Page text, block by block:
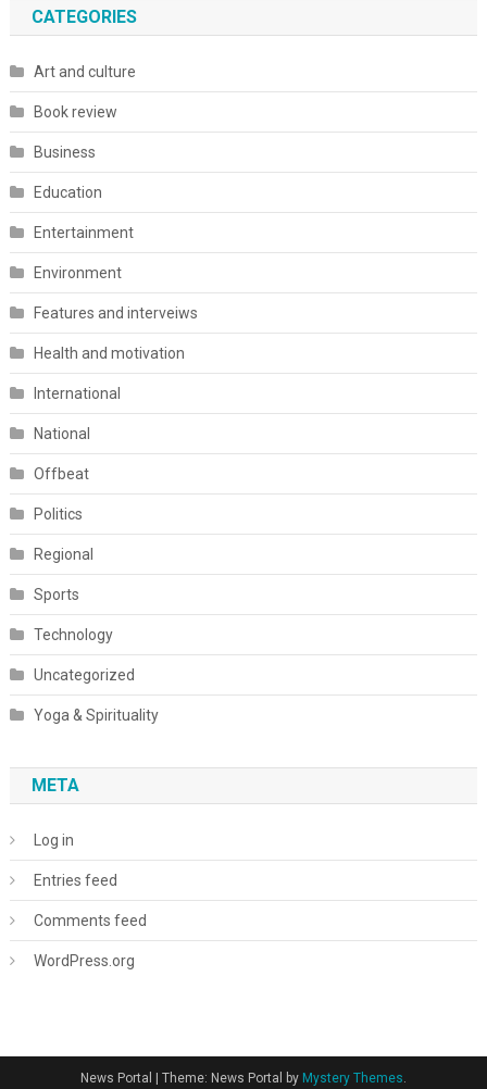
CATEGORIES
Art and culture
Book review
Business
Education
Entertainment
Environment
Features and interveiws
Health and motivation
International
National
Offbeat
Politics
Regional
Sports
Technology
Uncategorized
Yoga & Spirituality
META
Log in
Entries feed
Comments feed
WordPress.org
News Portal | Theme: News Portal by Mystery Themes